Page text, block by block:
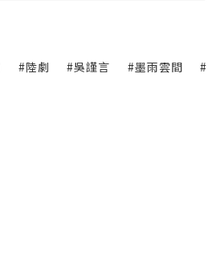
#陸劇 #吳謹言 #墨雨雲間
#